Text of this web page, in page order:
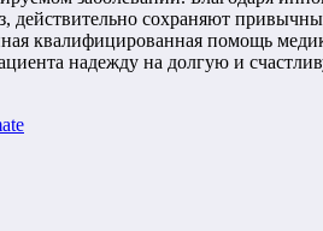
сохраняют
квалифицированная помощь
надежду на долгую и